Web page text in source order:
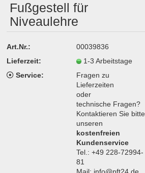
Fußgestell für
Niveaulehre
Art.Nr.:
00039836
Lieferzeit:
1-3 Arbeitstage
Service:
Fragen zu
Lieferzeiten
oder
technische Fragen?
Kontaktieren Sie bitte
unseren
kostenfreien
Kundenservice
Tel.: +49 228-72994-
81
Mail: info@pft24.de